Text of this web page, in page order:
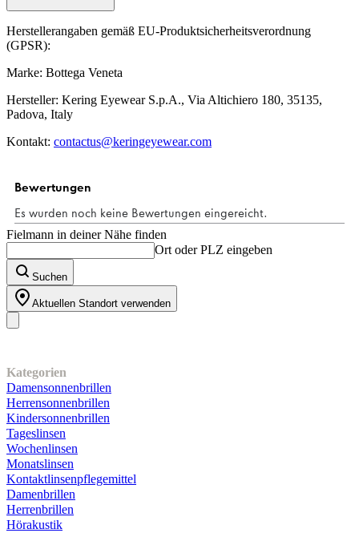
Herstellerangaben gemäß EU-Produktsicherheitsverordnung
(GPSR):
Marke: Bottega Veneta
Hersteller: Kering Eyewear S.p.A., Via Altichiero 180, 35135,
Padova, Italy
Kontakt: contactus@keringeyewear.com
Fielmann in deiner Nähe finden
Ort oder PLZ eingeben
Suchen
Aktuellen Standort verwenden
Kategorien
Damensonnenbrillen
Herrensonnenbrillen
Kindersonnenbrillen
Tageslinsen
Wochenlinsen
Monatslinsen
Kontaktlinsenpflegemittel
Damenbrillen
Herrenbrillen
Hörakustik